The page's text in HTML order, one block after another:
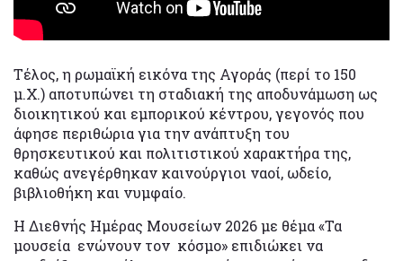
Τέλος, η ρωμαϊκή εικόνα της Αγοράς (περί το 150
μ.Χ.) αποτυπώνει τη σταδιακή της αποδυνάμωση ως
διοικητικού και εμπορικού κέντρου, γεγονός που
άφησε περιθώρια για την ανάπτυξη του
θρησκευτικού και πολιτιστικού χαρακτήρα της,
καθώς ανεγέρθηκαν καινούργιοι ναοί, ωδείο,
βιβλιοθήκη και νυμφαίο.
Η Διεθνής Ημέρας Μουσείων 2026 με θέμα «Τα
μουσεία ενώνουν τον κόσμο» επιδιώκει να